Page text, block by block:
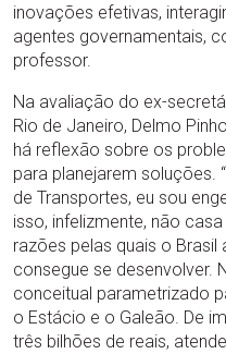
inovações efetivas,
agentes governamentais,
professor.
Na avaliação do ex-
Rio de Janeiro, Delmo
há reflexão sobre os
para planejarem soluções.
de Transportes, eu sou
isso, infelizmente, não
razões pelas quais o
consegue se desenvolver.
conceitual parametrizado
o Estácio e o Galeão. De
três bilhões de reais,